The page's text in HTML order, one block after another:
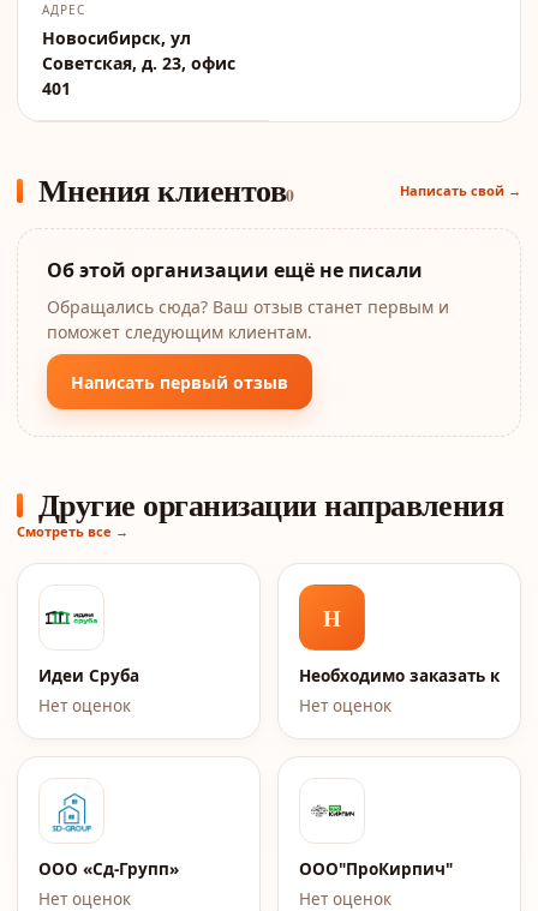
АДРЕС
Новосибирск, ул
Советская, д. 23, офис
401
Мнения клиентов0 Написать свой →
Об этой организации ещё не писали
Обращались сюда? Ваш отзыв станет первым и
поможет следующим клиентам.
Написать первый отзыв
Другие организации направления
Смотреть все →
Идеи Сруба
Нет оценок
Н
Необходимо заказать
Нет оценок
ООО «Cд-Групп»
Нет оценок
ООО"ПроКирпич"
Нет оценок